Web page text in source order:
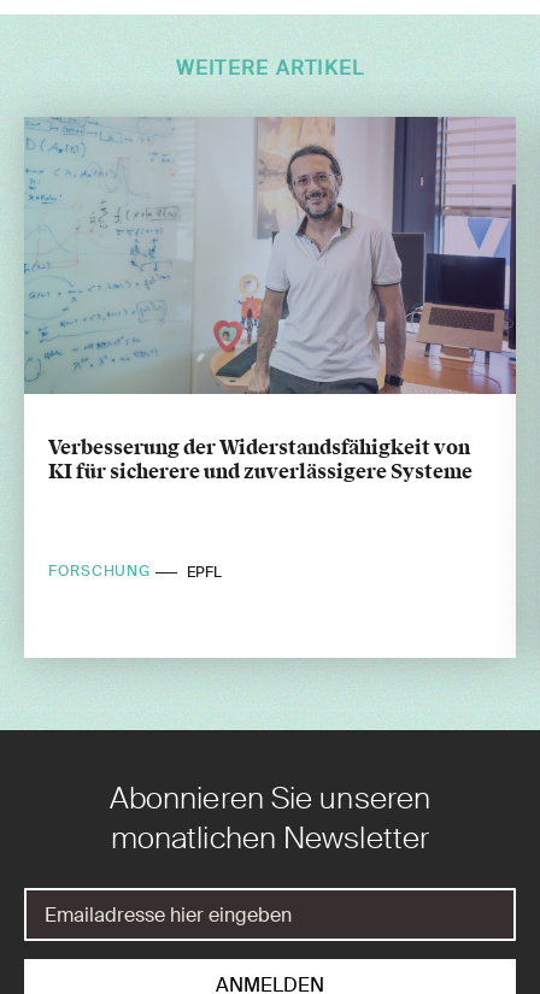
WEITERE ARTIKEL
Verbesserung der Widerstandsfähigkeit von
KI für sicherere und zuverlässigere Systeme
FORSCHUNG EPFL
Abonnieren Sie unseren
monatlichen Newsletter